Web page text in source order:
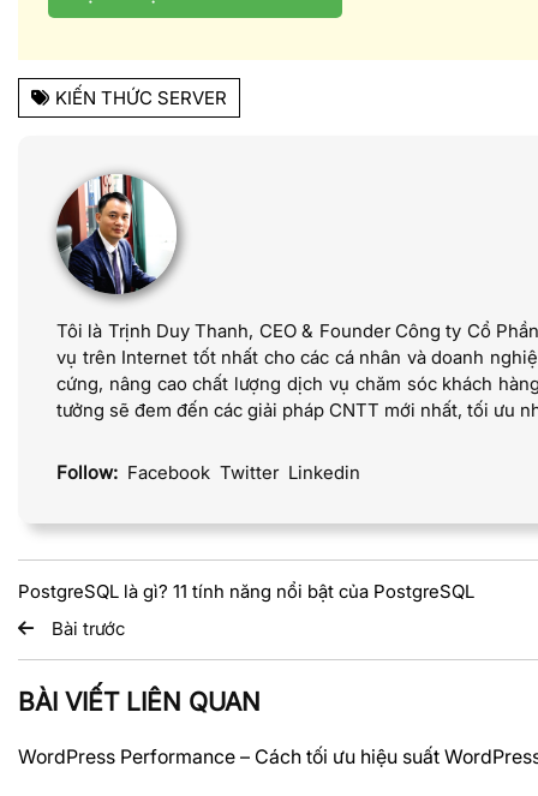
KIẾN THỨC SERVER
Tôi là Trịnh Duy Thanh, CEO & Founder Công ty Cổ
vụ trên Internet tốt nhất cho các cá nhân và doanh
cứng, nâng cao chất lượng dịch vụ chăm sóc khách
tưởng sẽ đem đến các giải pháp CNTT mới nhất, tối ưu
Follow: Facebook Twitter Linkedin
PostgreSQL là gì? 11 tính năng nổi bật của PostgreSQL
Bài trước
BÀI VIẾT LIÊN QUAN
WordPress Performance – Cách tối ưu hiệu suất